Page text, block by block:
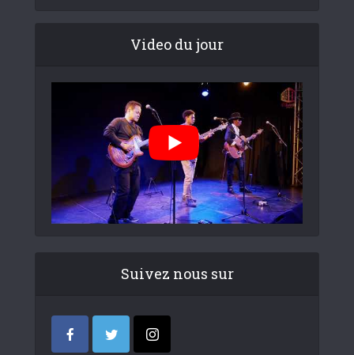
Video du jour
Suivez nous sur